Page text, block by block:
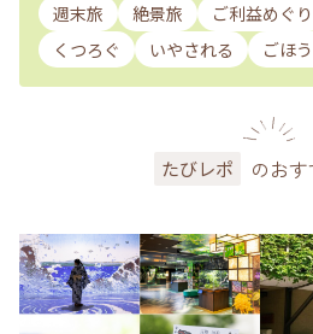
週末旅 絶景旅 ご利益めぐり
くつろぐ
いやされる ごほ
たびレポ のお